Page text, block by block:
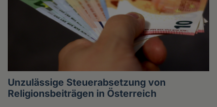
Unzulässige Steuerabsetzung von
Religionsbeiträgen in Österreich